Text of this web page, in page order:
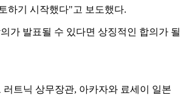
하기 시작했다"고 보도했다.
가 발표될 수 있다면 상징적인 합의가 될
트닉 상무장관, 아카자와 료세이 일본